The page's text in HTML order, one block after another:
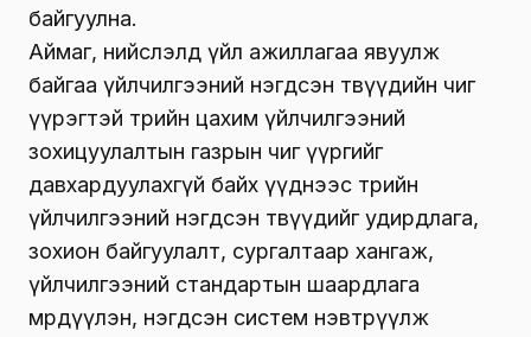
байгуулна.
Аймаг, нийслэлд үйл ажиллагаа явуулж
байгаа үйлчилгээний нэгдсэн төвүүдийн чиг
үүрэгтэй төрийн цахим үйлчилгээний
зохицуулалтын газрын чиг үүргийг
давхардуулахгүй байх үүднээс төрийн
үйлчилгээний нэгдсэн төвүүдийг удирдлага,
зохион байгуулалт, сургалтаар хангаж,
үйлчилгээний стандартын шаардлага
мөрдүүлэн, нэгдсэн систем нэвтрүүлж